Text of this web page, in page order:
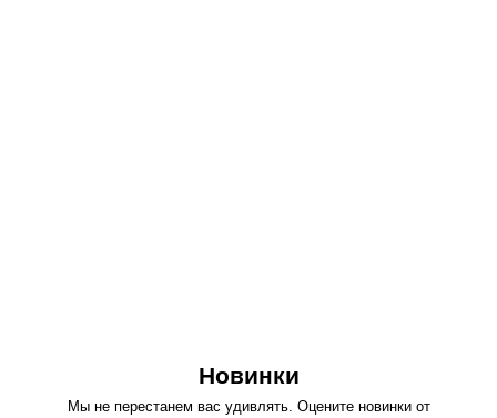
Новинки
Мы не перестанем вас удивлять. Оцените новинки от